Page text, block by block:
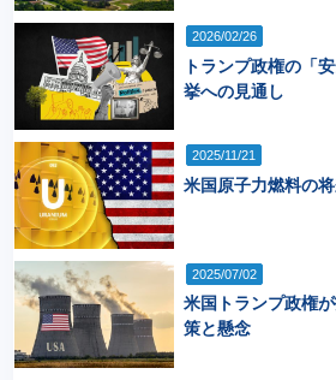
2026/02/26
トランプ政権の「
挙への見通し
2025/11/21
米国原子力燃料の
2025/07/02
米国トランプ政権
策と懸念